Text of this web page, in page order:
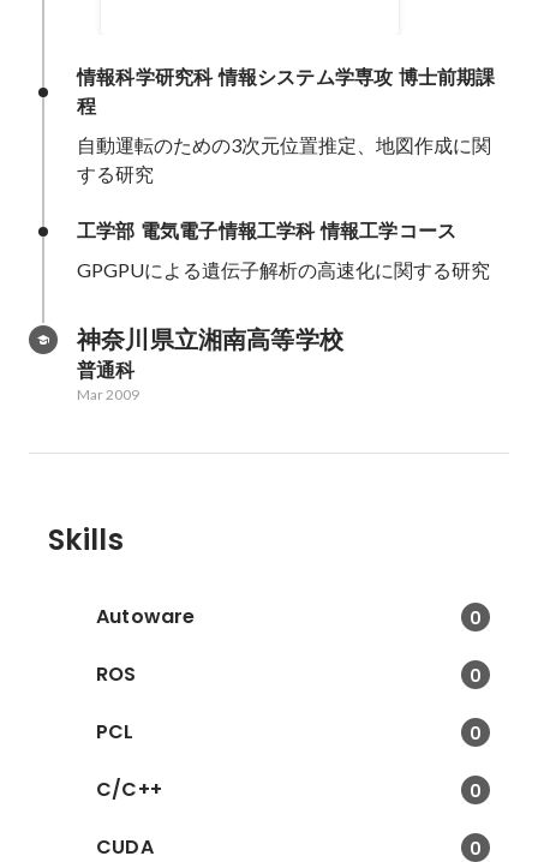
情報科学研究科 情報システム学専攻 博士前期課
程
自動運転のための3次元位置推定、地図作成に関
する研究
工学部 電気電子情報工学科 情報工学コース
GPGPUによる遺伝子解析の高速化に関する研究
神奈川県立湘南高等学校
普通科
Mar 2009
Skills
Autoware 0
ROS 0
PCL 0
C/C++ 0
CUDA 0